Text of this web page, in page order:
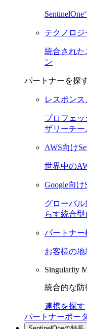
テクノロ
統合された
ン
パートナーを探
レスポン
プロフェ
ザリーチー
AWS向け
世界中の
Google向け
グローバ
らす統合
パートナー
お客様の
Singularity
統合的な
連携を探す
パートナーポー